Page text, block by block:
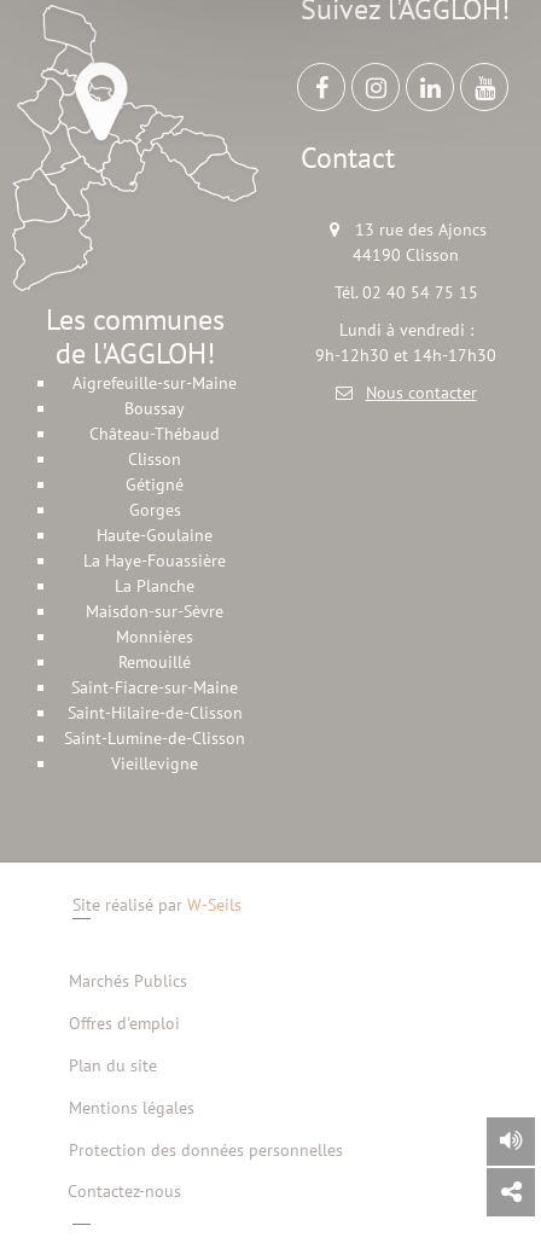
Les communes
de l'AGGLOH!
Aigrefeuille-sur-Maine
Boussay
Château-Thébaud
Clisson
Gétigné
Gorges
Haute-Goulaine
La Haye-Fouassière
La Planche
Maisdon-sur-Sèvre
Monnières
Remouillé
Saint-Fiacre-sur-Maine
Saint-Hilaire-de-Clisson
Saint-Lumine-de-Clisson
Vieillevigne
Suivez l'AGGLOH!
Contact
13 rue des Ajoncs
44190 Clisson
Tél. 02 40 54 75 15
Lundi à vendredi :
9h-12h30 et 14h-17h30
Nous contacter
Site réalisé par W-Seils
Marchés Publics
Offres d'emploi
Plan du site
Mentions légales
Protection des données personnelles
Contactez-nous